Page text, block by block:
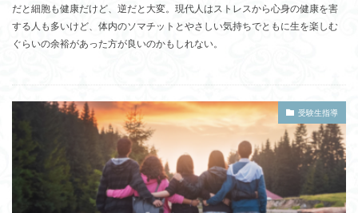
だと細胞も健康だけど、逆だと大変。現代人はストレスから心身の健康を害
する人も多いけど、体内のソマチットとやさしい気持ちでともに生を楽しむ
ぐらいの余裕があった方が良いのかもしれない。
受験生指導